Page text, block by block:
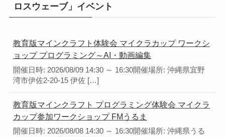
ロスウェーブ」イベント
教育版マインクラフト体験会 マイクラカップ ワークシ
ョップ プログラミング～AI・動画編集
開催日時: 2026/08/09 14:30 ～ 16:30開催場所: 沖縄県宜野
湾市伊佐2-20-15 伊佐 […]
教育版マインクラフト プログラミング体験会 マイクラ
カップ参加ワークショップ FMうるま
開催日時: 2026/08/08 14:30 ～ 16:30開催場所: 沖縄県うる